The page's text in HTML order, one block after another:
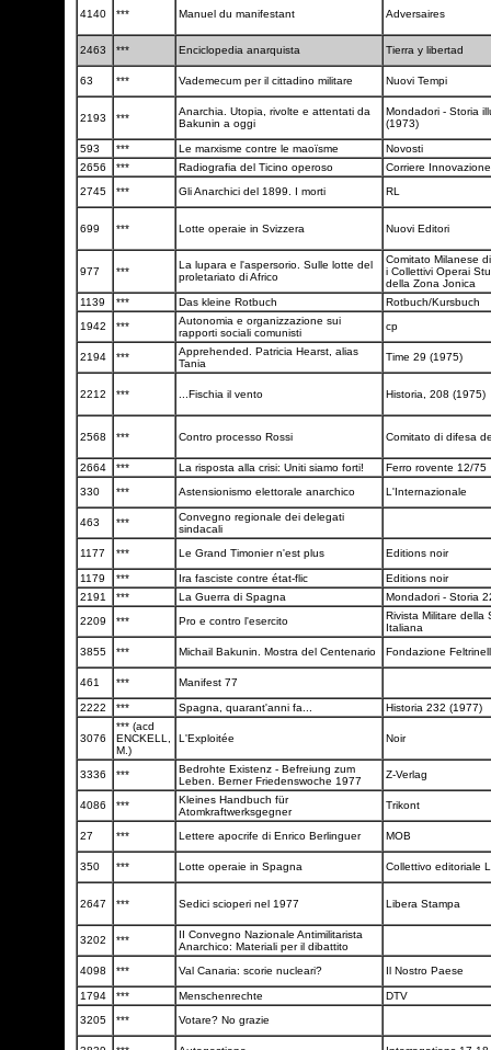
4140 *** Manuel du manifestant Adversaires
2463 *** Enciclopedia anarquista Tierra y libertad
63 *** Vademecum per il cittadino militare Nuovi Tempi
2193 ***
Anarchia. Utopia, rivolte e attentati da
Bakunin a oggi
Mondadori - Storia
(1973)
593 *** Le marxisme contre le maoïsme
Novosti
2656
*** Radiografia del Ticino operoso
Corriere
2745
*** Gli Anarchici del 1899. I morti RL
699 *** Lotte operaie in Svizzera Nuovi Editori
977 ***
La lupara e l'aspersorio. Sulle lotte del
proletariato di Africo
Comitato Milanese
i Collettivi Operai
della Zona Jonica
1139
*** Das kleine Rotbuch
Rotbuch/Kursbuch
1942
***
Autonomia e organizzazione sui
rapporti sociali comunisti
cp
2194 ***
Apprehended. Patricia Hearst, alias
Tania
Time 29 (1975)
2212 *** ...Fischia il vento Historia, 208 (1975)
2568 *** Contro processo Rossi Comitato di difesa
2664 *** La risposta alla crisi: Uniti siamo forti!
Ferro rovente 12/75
330
*** Astensionismo elettorale anarchico L'Internazionale
463 ***
Convegno regionale dei delegati
sindacali
1177
*** Le Grand Timonier n'est plus Editions noir
1179 *** Ira fasciste contre état-flic
Editions noir
2191
*** La Guerra di Spagna
Mondadori - Storia
2209
*** Pro e contro l'esercito
Rivista Militare della
Italiana
3855
*** Michail Bakunin. Mostra del Centenario Fondazione
461 *** Manifest 77
2222 *** Spagna, quarant'anni fa... Historia 232 (1977)
3076
*** (acd
ENCKELL,
M.)
L'Exploitée Noir
3336 ***
Bedrohte Existenz - Befreiung zum
Leben. Berner Friedenswoche 1977
Z-Verlag
4086 ***
Kleines Handbuch für
Atomkraftwerksgegner
Trikont
27 *** Lettere apocrife di Enrico Berlinguer MOB
350 *** Lotte operaie in Spagna Collettivo editoriale
2647 *** Sedici scioperi nel 1977 Libera Stampa
3202 ***
II Convegno Nazionale Antimilitarista
Anarchico: Materiali per il dibattito
4098
*** Val Canaria: scorie nucleari? Il Nostro Paese
1794 *** Menschenrechte
DTV
3205
*** Votare? No grazie